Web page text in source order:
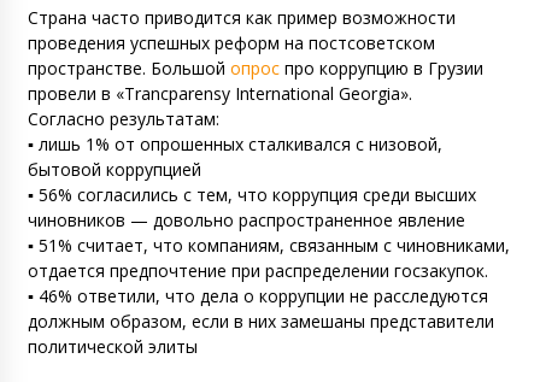
Страна часто приводится как пример возможности
проведения успешных реформ на постсоветском
пространстве. Большой опроспро коррупцию в Грузии
провели в «Trancparensy International Georgia».
Согласно результатам:
▪️ лишь 1% от опрошенных сталкивался с низовой,
бытовой коррупцией
▪️ 56% согласились с тем, что коррупция среди высших
чиновников — довольно распространенное явление
▪️ 51% считает, что компаниям, связанным с чиновниками,
отдается предпочтение при распределении госзакупок.
▪️ 46% ответили, что дела о коррупции не расследуются
должным образом, если в них замешаны представители
политической элиты